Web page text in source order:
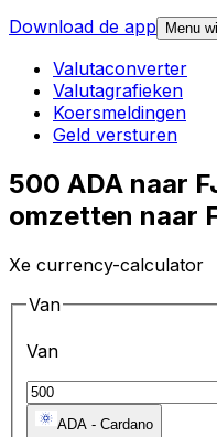
Download de app
Menu
Valutaconverter
Valutagrafieken
Koersmeldingen
Geld versturen
500 ADA naar
omzetten naar
Xe currency-calculator
Van
Van
ADA - Cardano